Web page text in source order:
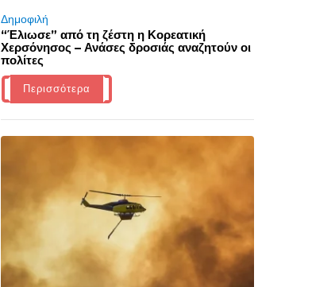
Δημοφιλή
“Έλιωσε” από τη ζέστη η Κορεατική
Χερσόνησος – Ανάσες δροσιάς αναζητούν οι
πολίτες
Περισσότερα